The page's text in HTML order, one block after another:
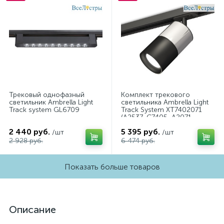
Трековый однофазный
светильник Ambrella Light
Track system GL6709
2 440 руб. /шт
2 928 руб.
Комплект трекового
светильника Ambrella Light
Track System XT7402071
(A2537, C7405, A2071,
5 395 руб. /шт
6 474 руб.
Показать больше товаров
Описание